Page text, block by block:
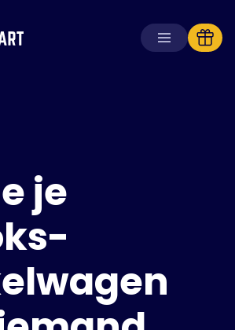
Oplossingen
Voor consumenten
Voor scholen
Voor ondernemingen
HaalPlus+
Inloggen
je